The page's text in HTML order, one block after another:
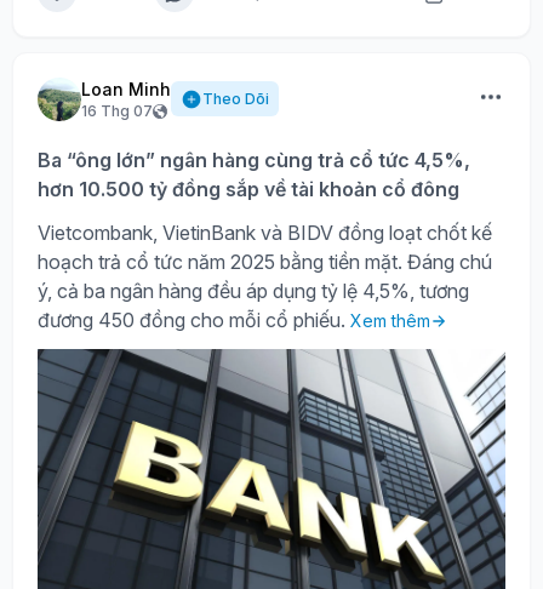
Loan Minh
16 Thg 07
Theo Dõi
Ba “ông lớn” ngân hàng cùng trả cổ tức 4,5%,
hơn 10.500 tỷ đồng sắp về tài khoản cổ đông
Vietcombank, VietinBank và BIDV đồng loạt chốt kế
hoạch trả cổ tức năm 2025 bằng tiền mặt. Đáng chú
ý, cả ba ngân hàng đều áp dụng tỷ lệ 4,5%, tương
đương 450 đồng cho mỗi cổ phiếu. Xem thêm